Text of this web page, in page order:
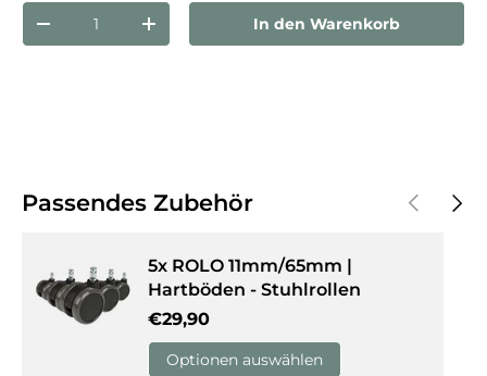
Anzahl
Menge verringernMenge erhöhenIn den Warenkorb
Passendes Zubehör Vorherige
5x ROLO 11mm/65mm |
Hartböden - Stuhlrollen
Normaler Preis
€29,90
Optionen auswählen